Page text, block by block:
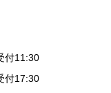
付11:30
付17:30